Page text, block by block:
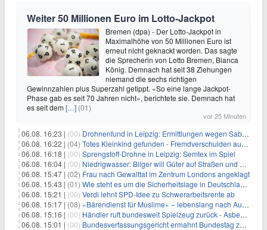
Weiter 50 Millionen Euro im Lotto-Jackpot
Bremen (dpa) - Der Lotto-Jackpot in
Maximalhöhe von 50 Millionen Euro ist
erneut nicht geknackt worden. Das sagte
die Sprecherin von Lotto Bremen, Bianca
König. Demnach hat seit 38 Ziehungen
niemand die sechs richtigen
Gewinnzahlen plus Superzahl getippt. «So eine lange Jackpot-
Phase gab es seit 70 Jahren nicht», berichtete sie. Demnach hat
es seit dem[…] (01)
vor 25 Minuten
06.08. 16:23 | (00) Drohnenfund in Leipzig: Ermittlungen wegen Sabotage und Spionage
06.08. 16:22 | (04) Totes Kleinkind gefunden - Fremdverschulden ausgeschlossen
06.08. 16:18 | (00) Sprengstoff-Drohne in Leipzig: Semtex im Spiel
06.08. 16:04 | (00) Niedrigwasser: Bilger will Güter auf Straßen und Schienen bringen
06.08. 15:47 | (02) Frau nach Gewalttat im Zentrum Londons angeklagt
06.08. 15:43 | (01) Wie steht es um die Sicherheitslage in Deutschland?
06.08. 15:21 | (00) Verdi lehnt SPD-Idee zu Schwerarbeitsrente ab
06.08. 15:17 | (08) «Bärendienst für Muslime» – lebenslang nach Auto-Anschlag
06.08. 15:16 | (00) Händler ruft bundesweit Spielzeug zurück - Asbestverdacht
06.08. 15:01 | (00) Bundesverfassungsgericht ermahnt Bundestag zu zügiger Wahlprüfung